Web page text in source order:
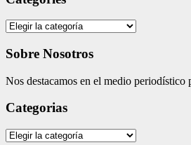
Categories
Sobre Nosotros
Nos destacamos en el medio
Categorias
Categorias